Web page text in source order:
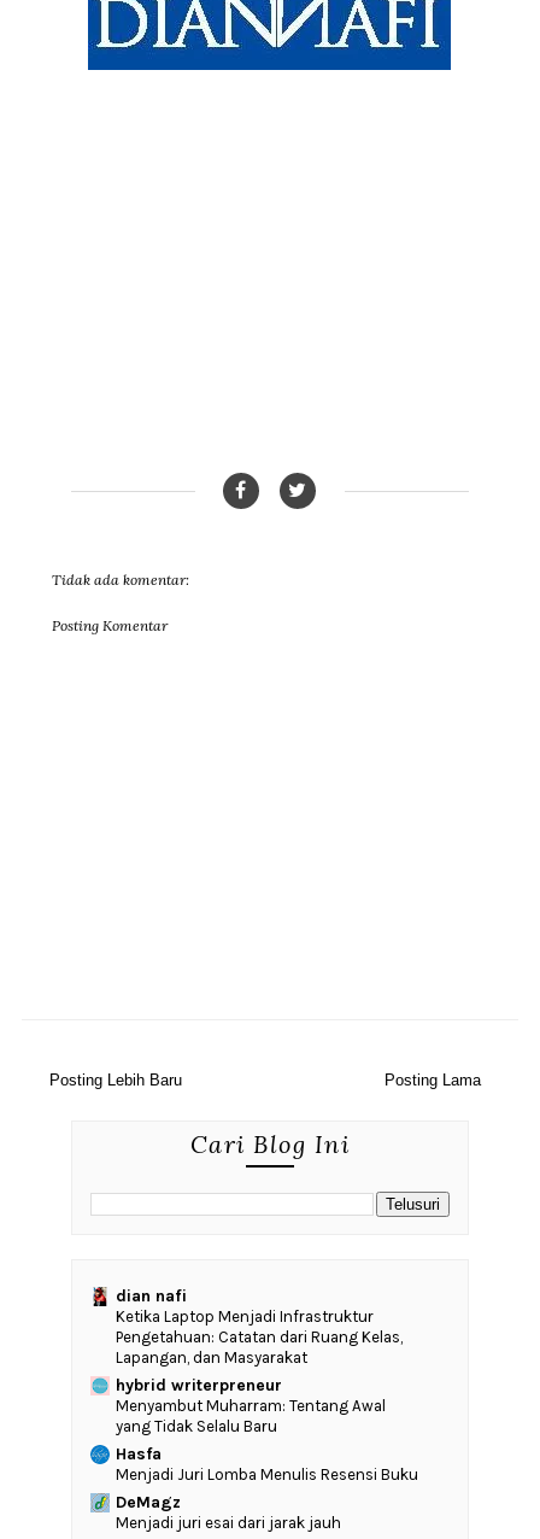
Tidak ada komentar:
Posting Komentar
Posting Lebih Baru Posting Lama
Cari Blog Ini
dian nafi
Ketika Laptop Menjadi Infrastruktur
Pengetahuan: Catatan dari Ruang Kelas,
Lapangan, dan Masyarakat
hybrid writerpreneur
Menyambut Muharram: Tentang Awal
yang Tidak Selalu Baru
Hasfa
Menjadi Juri Lomba Menulis Resensi Buku
DeMagz
Menjadi juri esai dari jarak jauh